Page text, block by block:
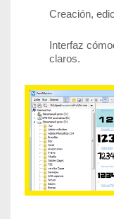
Creación,
Interfaz
claros.